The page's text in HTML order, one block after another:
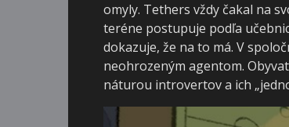
omyly. Tethers vždy čakal na
teréne postupuje podľa
dokazuje, že na to má. V
neohrozeným agentom.
náturou introvertov a ich